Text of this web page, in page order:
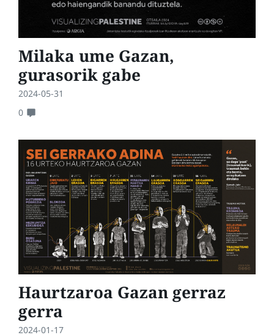
Milaka ume Gazan,
gurasorik gabe
2024-05-31
0
Haurtzaroa Gazan gerraz
gerra
2024-01-17